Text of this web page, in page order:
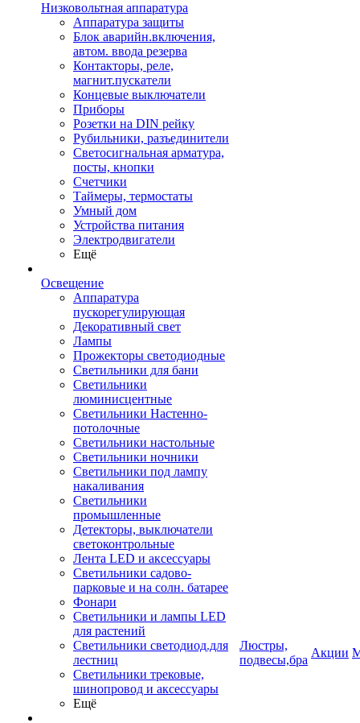
Низковольтная аппаратура
Аппаратура защиты
Блок аварийн.включения,
автом. ввода резерва
Контакторы, реле,
магнит.пускатели
Концевые выключатели
Приборы
Розетки на DIN рейку
Рубильники, разъединители
Светосигнальная арматура,
посты, кнопки
Счетчики
Таймеры, термостаты
Умный дом
Устройства питания
Электродвигатели
Ещё
Освещение
Аппаратура
пускорегулирующая
Декоративный свет
Лампы
Прожекторы светодиодные
Светильники для бани
Светильники
люминисцентные
Светильники Настенно-
потолочные
Светильники настольные
Светильники ночники
Светильники под лампу
накаливания
Светильники
промышленные
Детекторы, выключатели
светоконтрольные
Лента LED и аксессуары
Светильники садово-
парковые и на солн. батарее
Фонари
Светильники и лампы LED
для растений
Светильники светодиод.для
лестниц
Светильники трековые,
шинопровод и аксессуары
Ещё
Люстры,
подвесы,бра
Акции